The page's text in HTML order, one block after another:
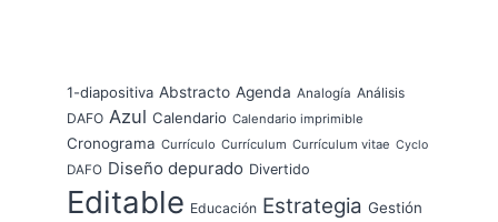
1-diapositiva Abstracto Agenda Analogía Análisis
DAFO Azul Calendario Calendario imprimible
Cronograma Currículo Currículum Currículum vitae Cyclo
DAFO Diseño depurado Divertido
Editable Educación Estrategia Gestión